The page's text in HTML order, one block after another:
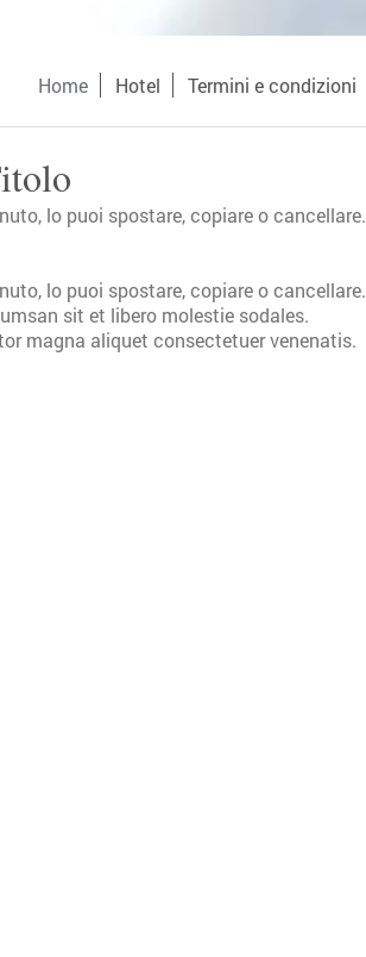
Home Hotel Termini e condizioni
lo puoi spostare, copiare o cancellare.
lo puoi spostare, copiare o cancellare.
sit et libero molestie sodales.
magna aliquet consectetuer venenatis.